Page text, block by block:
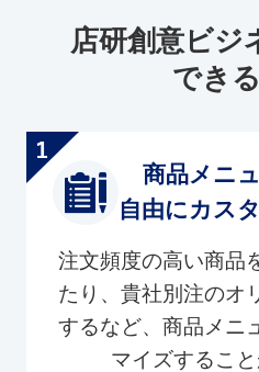
店研創意ビジ
でき
商品メニ
自由にカス
注文頻度の高い商品
たり、貴社別注のオ
するなど、商品メニ
マイズすること